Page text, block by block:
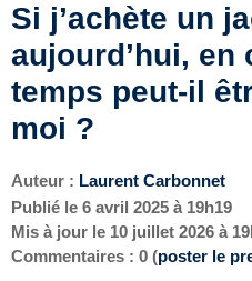
Si j’achète un
aujourd’hui, en
temps peut-il
moi ?
Auteur : Laurent Carbonnet
Publié le 6 avril 2025 à 19h19
Mis à jour le 10 juillet 2026 à
Commentaires : 0 (poster le